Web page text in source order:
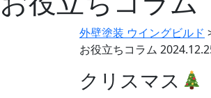
外壁塗装 ウイングビルド
お役立ちコラム
クリスマス